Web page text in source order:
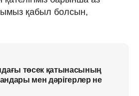
қабыл болсын,
төсек қатынасының
мен дәрігерлер не